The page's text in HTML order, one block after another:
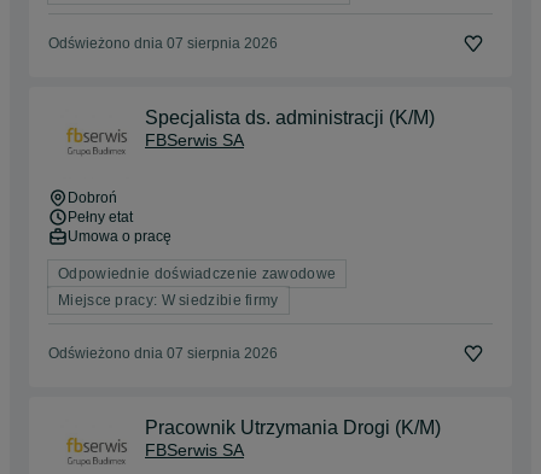
Odświeżono dnia 07 sierpnia 2026
Specjalista ds. administracji (K/M)
FBSerwis SA
Dobroń
Pełny etat
Umowa o pracę
Odpowiednie doświadczenie zawodowe
Miejsce pracy: W siedzibie firmy
Odświeżono dnia 07 sierpnia 2026
Pracownik Utrzymania Drogi (K/M)
FBSerwis SA